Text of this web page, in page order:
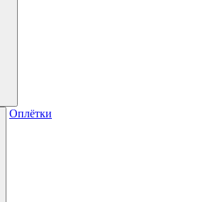
Оплётки